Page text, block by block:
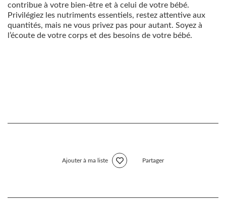
contribue à votre bien-être et à celui de votre bébé.
Privilégiez les nutriments essentiels, restez attentive aux
quantités, mais ne vous privez pas pour autant. Soyez à
l’écoute de votre corps et des besoins de votre bébé.
Ajouter à ma liste Partager